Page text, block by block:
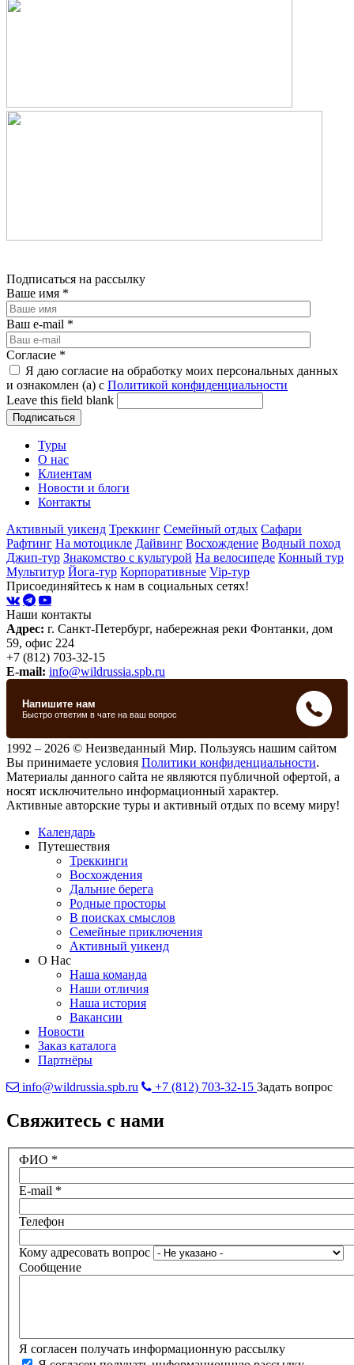
Подписаться на рассылку
Ваше имя *
Ваш e-mail *
Согласие *
Я даю согласие на обработку моих персональных данных
и ознакомлен (а) с Политикой конфиденциальности
Leave this field blank
Туры
О нас
Клиентам
Новости и блоги
Контакты
Активный уикенд Треккинг Семейный отдых Сафари
Рафтинг На мотоцикле Дайвинг Восхождение Водный поход
Джип-тур Знакомство с культурой На велосипеде Конный тур
Мультитур Йога-тур Корпоративные Vip-тур
Присоединяйтесь к нам в социальных сетях!
Наши контакты
Адрес: г. Санкт-Петербург, набережная реки Фонтанки, дом
59, офис 224
+7 (812) 703-32-15
E-mail: info@wildrussia.spb.ru
1992 – 2026 © Неизведанный Мир. Пользуясь нашим сайтом
Вы принимаете условия Политики конфиденциальности.
Материалы данного сайта не являются публичной офертой, а
носят исключительно информационный характер.
Активные авторские туры и активный отдых по всему миру!
Календарь
Путешествия
Треккинги
Восхождения
Дальние берега
Родные просторы
В поисках смыслов
Семейные приключения
Активный уикенд
О Нас
Наша команда
Наши отличия
Наша история
Вакансии
Новости
Заказ каталога
Партнёры
info@wildrussia.spb.ru
+7 (812) 703-32-15 Задать вопрос
Свяжитесь с нами
ФИО *
E-mail *
Телефон
Кому адресовать вопрос
Сообщение
Я согласен получать информационную рассылку